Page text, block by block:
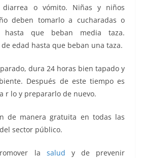
diarrea o vómito. Niñas y niños
deben tomarlo a cucharadas o
hasta que beban media taza.
edad hasta que beban una taza.
dura 24 horas bien tapado y
Después de este tiempo es
r lo y prepararlo de nuevo.
de manera gratuita en todas las
sector público.
la salud y de prevenir